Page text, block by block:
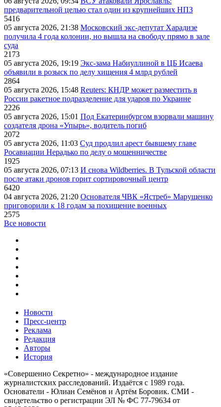
предварительной целью стал один из крупнейших НПЗ
5416
05 августа 2026, 21:38 Московский экс-депутат Харадизе
получила 4 года колонии, но вышла на свободу прямо в зале
суда
2173
05 августа 2026, 19:19 Экс-зама Набиуллиной в ЦБ Исаева
объявили в розыск по делу хищения 4 млрд рублей
2864
05 августа 2026, 15:48 Reuters: КНДР может разместить в
России ракетное подразделение для ударов по Украине
2226
05 августа 2026, 15:01 Под Екатеринбургом взорвали машину
создателя дрона «Упырь», водитель погиб
2072
05 августа 2026, 11:03 Суд продлил арест бывшему главе
Росавиации Нерадько по делу о мошенничестве
1925
05 августа 2026, 07:13 И снова Wildberries. В Тульской области
после атаки дронов горит сортировочный центр
6420
04 августа 2026, 21:20 Основателя ЧВК «Ястреб» Марущенко
приговорили к 18 годам за похищение военных
2575
Все новости
Новости
Пресс-центр
Реклама
Редакция
Авторы
История
«Совершенно Секретно» - международное издание
журналистских расследований. Издаётся с 1989 года.
Основатели - Юлиан Семёнов и Артём Боровик. CМИ -
свидетельство о регистрации ЭЛ № ФС 77-79634 от